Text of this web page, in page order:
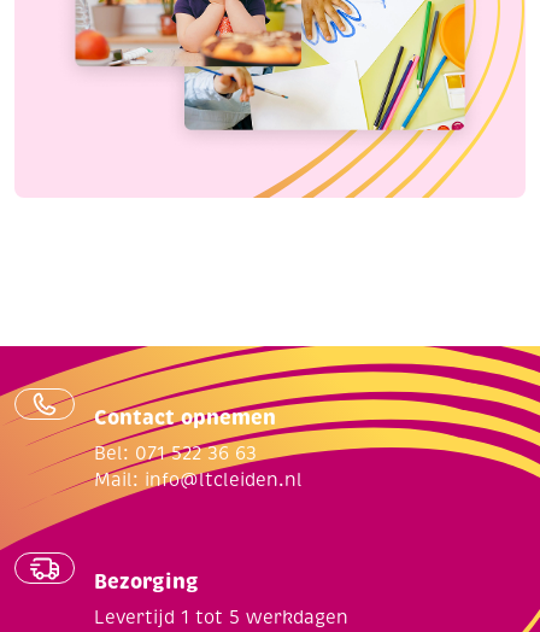
Contact opnemen
Bel: 071 522 36 63
Mail: info@ltcleiden.nl
Bezorging
Levertijd 1 tot 5 werkdagen